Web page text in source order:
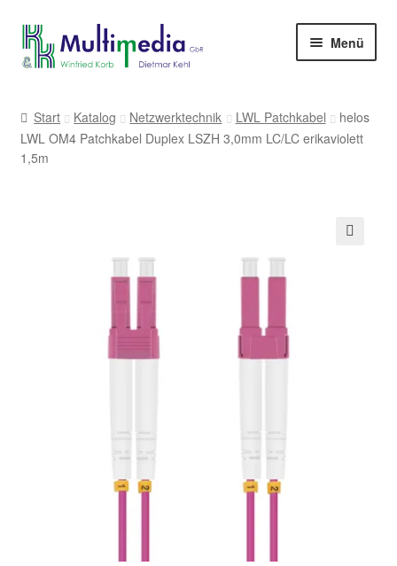
Zur
Navigation
Zum
Inhalt
Menü
Start Katalog Netzwerktechnik LWL Patchkabel
helos
LWL OM4 Patchkabel Duplex LSZH 3,0mm LC/LC erikaviolett
1,5m